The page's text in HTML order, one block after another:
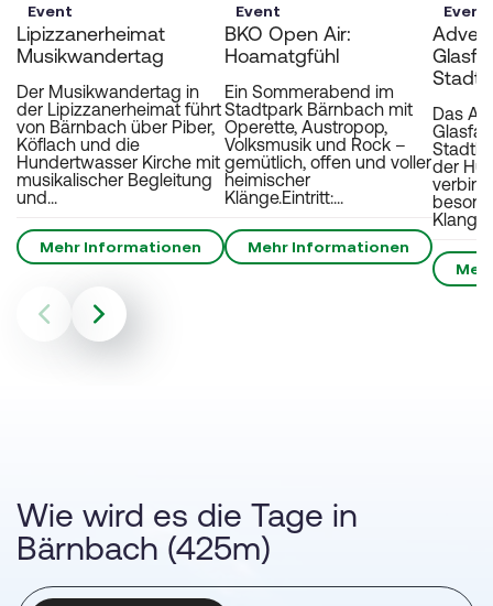
Event
Lipizzanerheimat
Musikwandertag
Der Musikwandertag in
der Lipizzanerheimat führt
von Bärnbach über Piber,
Köflach und die
Hundertwasser Kirche mit
musikalischer Begleitung
und...
Mehr Informationen
Event
BKO Open Air:
Hoamatgfühl
Ein Sommerabend im
Stadtpark Bärnbach mit
Operette, Austropop,
Volksmusik und Rock –
gemütlich, offen und voller
heimischer
Klänge.Eintritt:...
Mehr Informationen
Event
Das
der
Wie wird es die Tage in
Bärnbach (425m)